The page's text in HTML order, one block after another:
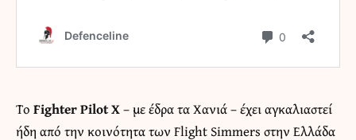
Το Fighter Pilot X– με έδρα τα Χανιά – έχει αγκαλιαστεί
ήδη από την κοινότητα των Flight Simmers στην Ελλάδα